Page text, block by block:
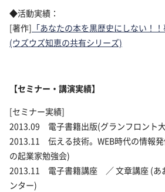
◆活動実績：
[著作] 「あなたの本を黒歴史にしない！
(ウズウズ知恵の共有シリーズ)
【セミナー・講演実績】
[セミナー実績]
2013.09 電子書籍出版(グランフロント
2013.11 伝える技術。WEB時代の情報発
の起業家勉強会)
2013.11 電子書籍講座 ／ 文章講座 (あ
ンター)